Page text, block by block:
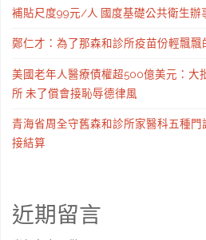
補貼尺度99元/人 國度基礎公共衛生辦
鄭仁才：為了那森和診所疫苗份輕飄飄
美國老年人醫療債權超500億美元：大
所 未了償會接恥辱德律風
青海省周全守舊森和診所家醫科五種
接結算
近期留言